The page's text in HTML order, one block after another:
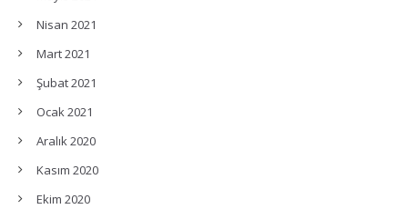
Nisan 2021
Mart 2021
Şubat 2021
Ocak 2021
Aralık 2020
Kasım 2020
Ekim 2020